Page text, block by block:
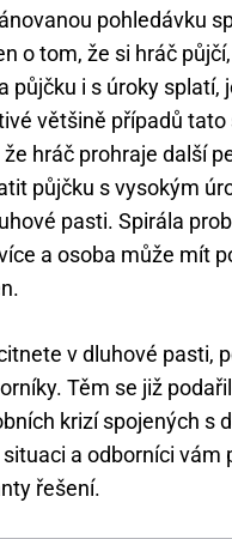
pohledávku
o tom, že si hráč
půjčku i s úroky splatí,
většině případů tato
hráč prohraje další
půjčku s vysokým
pasti. Spirála
a osoba může mít
v dluhové pasti,
Těm se již
krizí spojených s
a odborníci vám
řešení.